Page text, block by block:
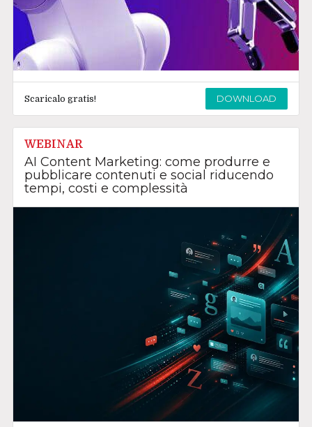
Scaricalo gratis! DOWNLOAD
WEBINAR
AI Content Marketing: come produrre e
pubblicare contenuti e social riducendo
tempi, costi e complessità